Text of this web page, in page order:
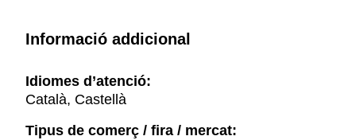
Informació addicional
Idiomes d’atenció:
Català, Castellà
Tipus de comerç / fira / mercat: